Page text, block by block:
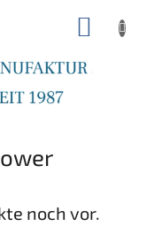
noch vor.